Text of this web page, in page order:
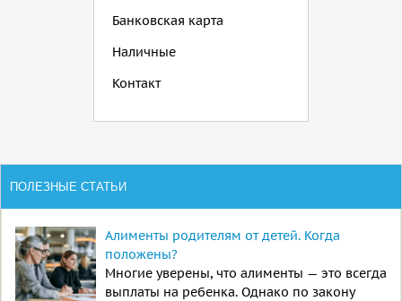
Банковская карта
Наличные
Контакт
ПОЛЕЗНЫЕ СТАТЬИ
Алименты родителям от детей. Когда
положены?
Многие уверены, что алименты — это всегда
выплаты на ребенка. Однако по закону